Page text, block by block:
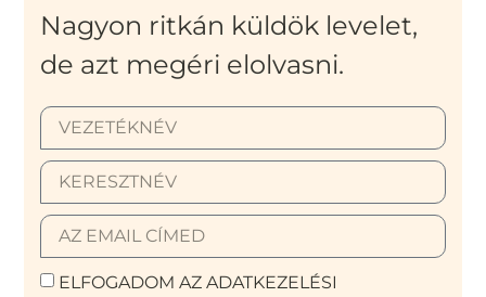
Nagyon ritkán küldök levelet,
de azt megéri elolvasni.
ELFOGADOM AZ ADATKEZELÉSI